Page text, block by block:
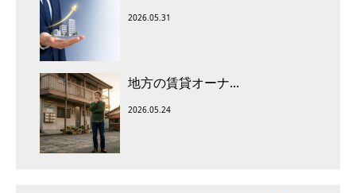
2026.05.31
地方の賃貸オーナ...
2026.05.24